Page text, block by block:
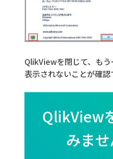
QlikViewを閉じて、も
表示されないことが確認
QlikView
みま